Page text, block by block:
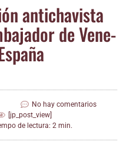
anti­cha­vis­ta
de Vene­
No hay comentarios
[jp_post_view]
de lectura: 2 min.